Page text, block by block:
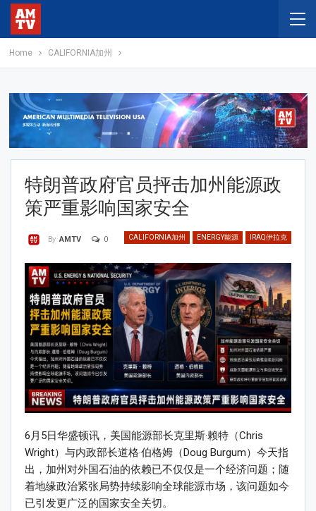
Home CALIFORNIA加州
特朗普政府官员抨击加州能源政
策严重影响国家安全
CALIFORNIA加州 ENERGY能源 IRAQ伊拉克
By AMTV 0
6月5日华盛顿讯，美国能源部长克里斯·赖特（Chris
Wright）与内政部长道格·伯格姆（Doug Burgum）今天指
出，加州对外国石油的依赖已不仅仅是一个经济问题；随
着地缘政治紧张局势持续影响全球能源市场，该问题如今
已引发更广泛的国家安全关切。